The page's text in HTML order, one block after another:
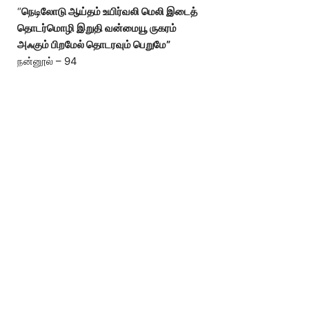
“நெடிலோடு ஆய்தம் உயிர்வலி மெலி இடைத்
தொடர்மொழி இறுதி வன்மையூ ருகரம்
அஃகும் பிறமேல் தொடரவும் பெறுமே”
நன்னூல் – 94